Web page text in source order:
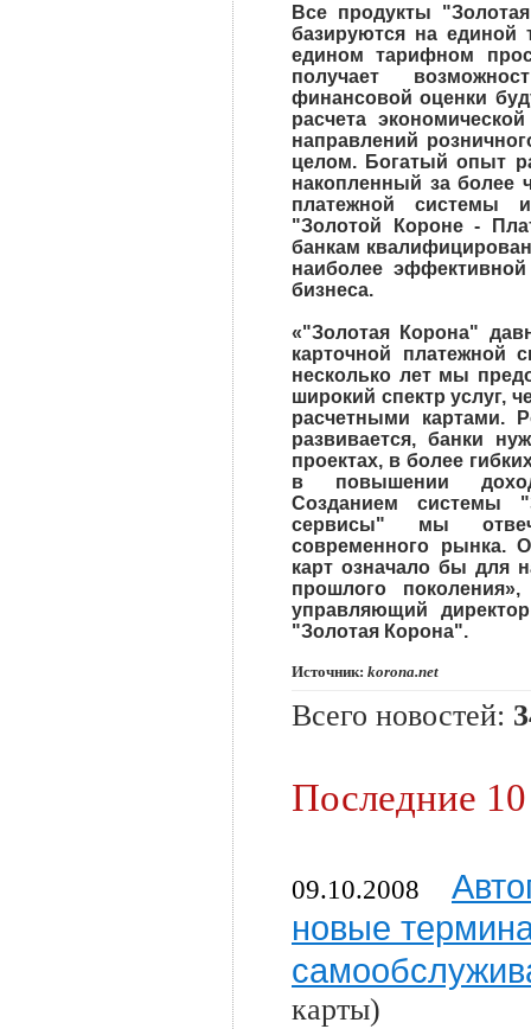
Все продукты
базируются на единой
едином тарифном
получает
финансовой оценки
расчета
направлений
целом. Богатый опыт
накопленный за более
платежной системы
"Золотой Короне -
банкам
наиболее эффективной
бизнеса.
«"Золотая Корона"
карточной платежной
несколько лет мы
широкий спектр услуг,
расчетными картами.
развивается, банки
проектах, в более
в повышении
Созданием системы
сервисы" мы
современного рынка.
карт означало бы для
прошлого
управляющий
"Золотая Корона".
Источник: korona.net
Всего новостей:
Последние
09.10.2008
новые
карты)